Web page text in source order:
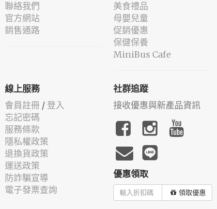
聯絡我們
官方網站
銷售通路
美食禮品
母嬰兒童
促銷優惠
保健保養
MiniBus Cafe
線上服務
會員註冊 / 登入
忘記密碼
服務條款
隱私權政策
退換貨政策
運送政策
防詐騙宣導
電子發票查詢
社群追蹤
接收優惠與新產品資訊
優惠領取
領取優惠